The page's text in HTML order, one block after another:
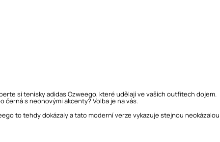
si tenisky adidas Ozweego, které udělají ve vašich outfitech dojem.
černá s neonovými akcenty? Volba je na vás.
to tehdy dokázaly a tato moderní verze vykazuje stejnou neokázalou